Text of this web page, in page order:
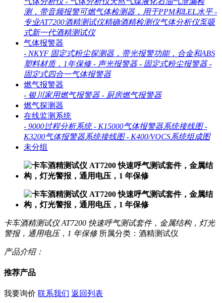
测，带音频报警可燃气体检测器，用于PPM和LEL水平 -
专业AT7200酒精测试仪精确酒精检测仪气体分析仪泵吸
式新一代酒精测试仪
气体报警器
- NKYF 固定式粉尘探测器，带光报警功能，合金和ABS
塑料材质，1年保修 - 声光报警器 - 固定式粉尘报警器 -
固定式四合一气体报警器
燃气报警器
- 银川家用燃气报警器 - 厨房燃气报警器
燃气探测器
在线监测系统
- 9000过程分析系统 - K15000气体报警器系统接线图 -
K3200气体报警器系统接线图 - K400/VOCS系统组成图
未分组
卡车酒精测试仪 AT7200 快速呼气测试套件，金属结构，灯光
警报，通用电压，1 年保修 所属分类：酒精测试仪
产品介绍：
推荐产品
我要询价 联系我们 返回列表